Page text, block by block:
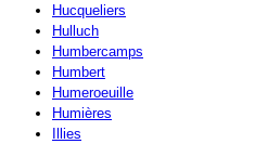
Hucqueliers
Hulluch
Humbercamps
Humbert
Humeroeuille
Humières
Illies